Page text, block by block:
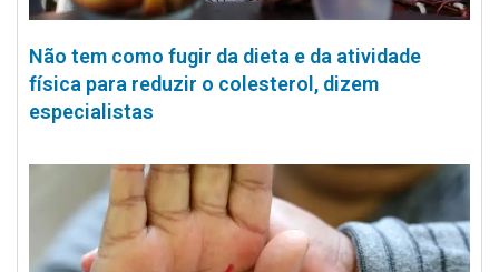
Não tem como fugir da dieta e da atividade
física para reduzir o colesterol, dizem
especialistas